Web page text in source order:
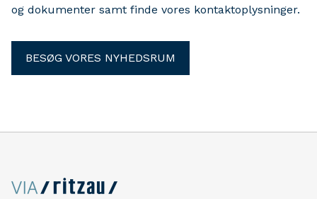
og dokumenter samt finde vores kontaktoplysninger.
BESØG VORES NYHEDSRUM